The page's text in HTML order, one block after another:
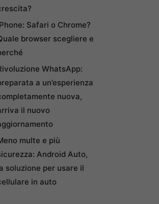
Safari o Chrome?
browser scegliere e
WhatsApp:
a un’esperienza
nuova,
il nuovo
multe e più
Android Auto,
soluzione per usare il
in auto